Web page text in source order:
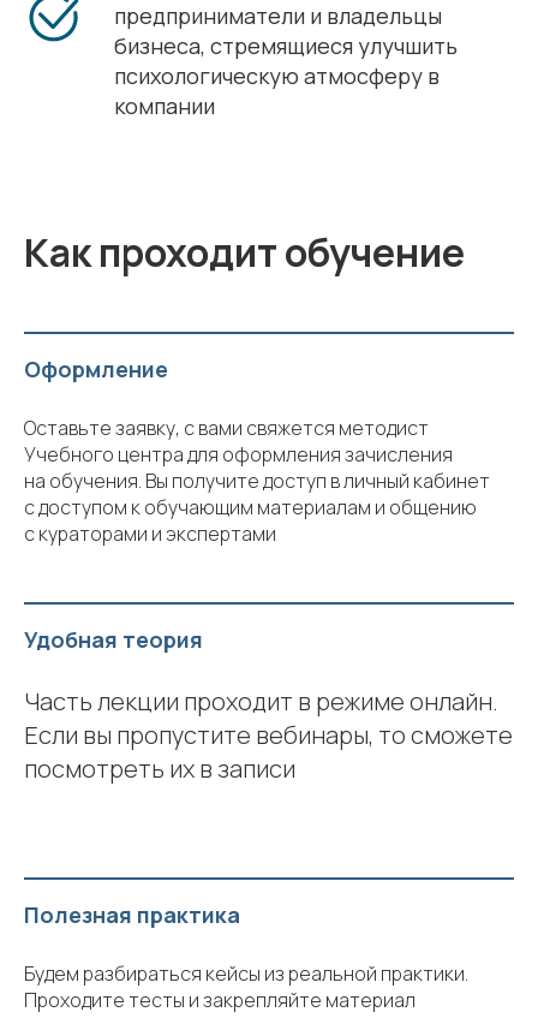
предприниматели и владельцы
бизнеса, стремящиеся улучшить
психологическую атмосферу в
компании
Как проходит обучение
Оформление
Оставьте заявку, с вами свяжется методист
Учебного центра для оформления зачисления
на обучения. Вы получите доступ в личный кабинет
с доступом к обучающим материалам и общению
с кураторами и экспертами
Удобная теория
Часть лекции проходит в режиме онлайн.
Если вы пропустите вебинары, то сможете
посмотреть их в записи
Полезная практика
Будем разбираться кейсы из реальной практики.
Проходите тесты и закрепляйте материал